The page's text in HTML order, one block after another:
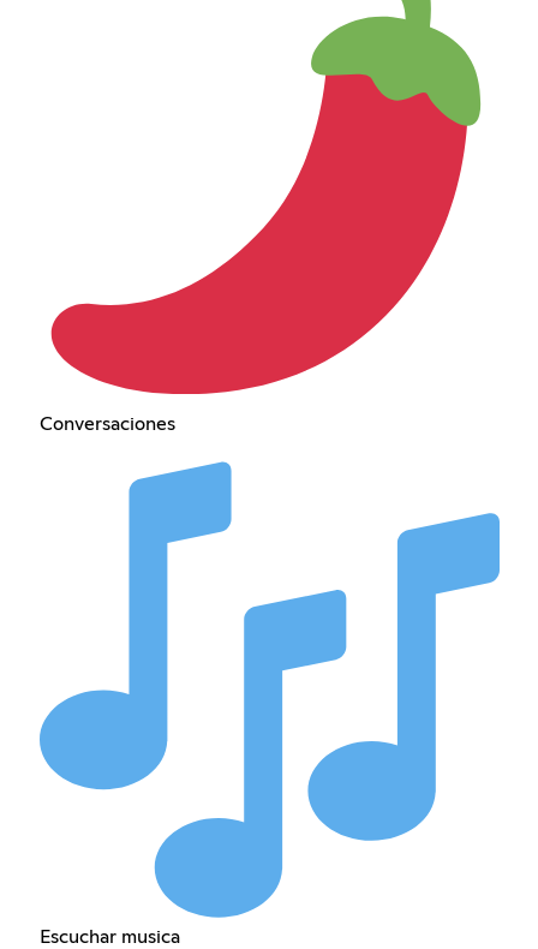
Conversaciones
Escuchar musica